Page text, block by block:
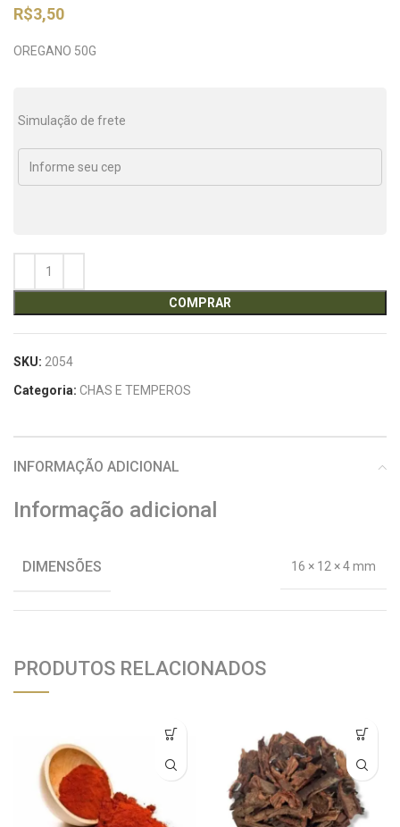
R$3,50
OREGANO 50G
Simulação de frete
COMPRAR
SKU: 2054
Categoria: CHAS E TEMPEROS
INFORMAÇÃO ADICIONAL
Informação adicional
DIMENSÕES 16 × 12 × 4 mm
PRODUTOS RELACIONADOS